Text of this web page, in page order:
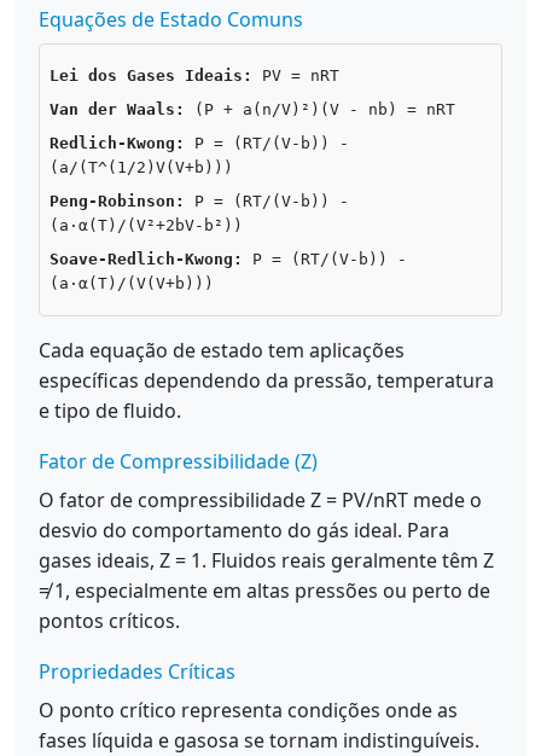
Equações de Estado Comuns
Lei dos Gases Ideais:
PV = nRT
Van der Waals:
(P + a(n/V)²)(V - nb) = nRT
Redlich-Kwong:
P = (RT/(V-b)) -
(a/(T^(1/2)V(V+b)))
Peng-Robinson:
P = (RT/(V-b)) -
(a·α(T)/(V²+2bV-b²))
Soave-Redlich-Kwong:
P = (RT/(V-b)) -
(a·α(T)/(V(V+b)))
Cada equação de estado tem aplicações
específicas dependendo da pressão, temperatura
e tipo de fluido.
Fator de Compressibilidade (Z)
O fator de compressibilidade Z = PV/nRT mede o
desvio do comportamento do gás ideal. Para
gases ideais, Z = 1. Fluidos reais geralmente têm Z
≠ 1, especialmente em altas pressões ou perto de
pontos críticos.
Propriedades Críticas
O ponto crítico representa condições onde as
fases líquida e gasosa se tornam indistinguíveis.